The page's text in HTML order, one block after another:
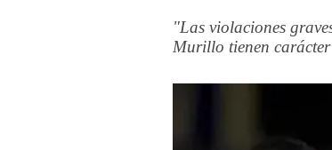
"Las violaciones
Murillo tienen carácter